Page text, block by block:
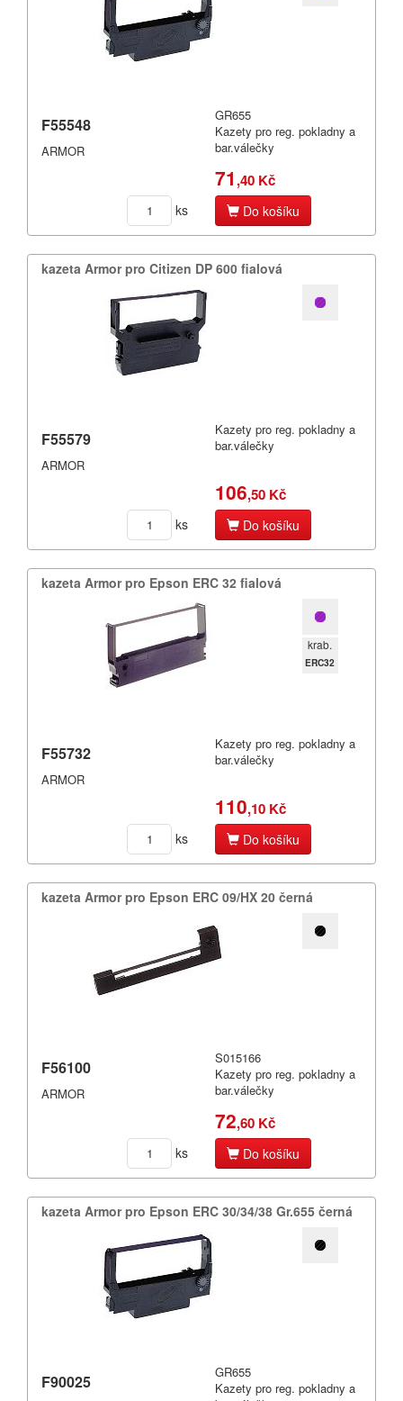
F55548
ARMOR
GR655
Kazety pro reg. pokladny a
bar.válečky
71 ,40 Kč
ks Do košíku
kazeta Armor pro Citizen DP 600 fialová
F55579
ARMOR
Kazety pro reg. pokladny a
bar.válečky
106,50 Kč
ks Do košíku
kazeta Armor pro Epson ERC 32 fialová
krab.
ERC32
F55732
ARMOR
Kazety pro reg. pokladny a
bar.válečky
110,10 Kč
ks Do košíku
kazeta Armor pro Epson ERC 09/​HX 20 černá
F56100
ARMOR
S015166
Kazety pro reg. pokladny a
bar.válečky
72,60 Kč
ks Do košíku
kazeta Armor pro Epson ERC 30/​34/​38 Gr.​655 černá
F90025
GR655
Kazety pro reg. pokladny a